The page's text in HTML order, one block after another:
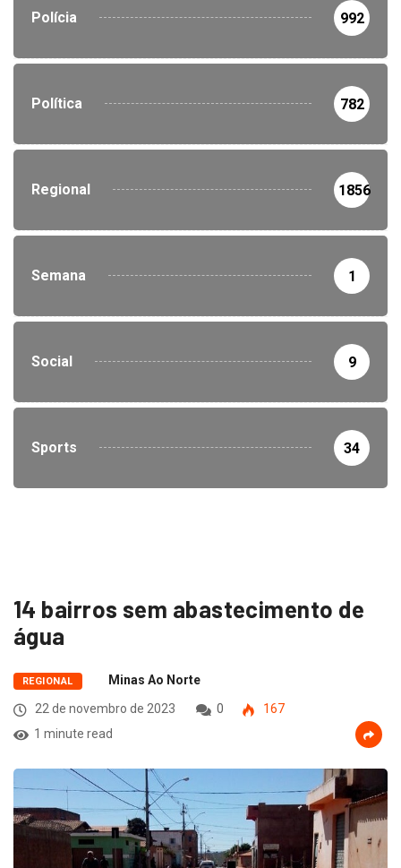
Polícia 992
Política 782
Regional 1856
Semana 1
Social 9
Sports 34
14 bairros sem abastecimento de
água
REGIONAL
Minas Ao Norte
22 de novembro de 2023
0
167
1 minute read